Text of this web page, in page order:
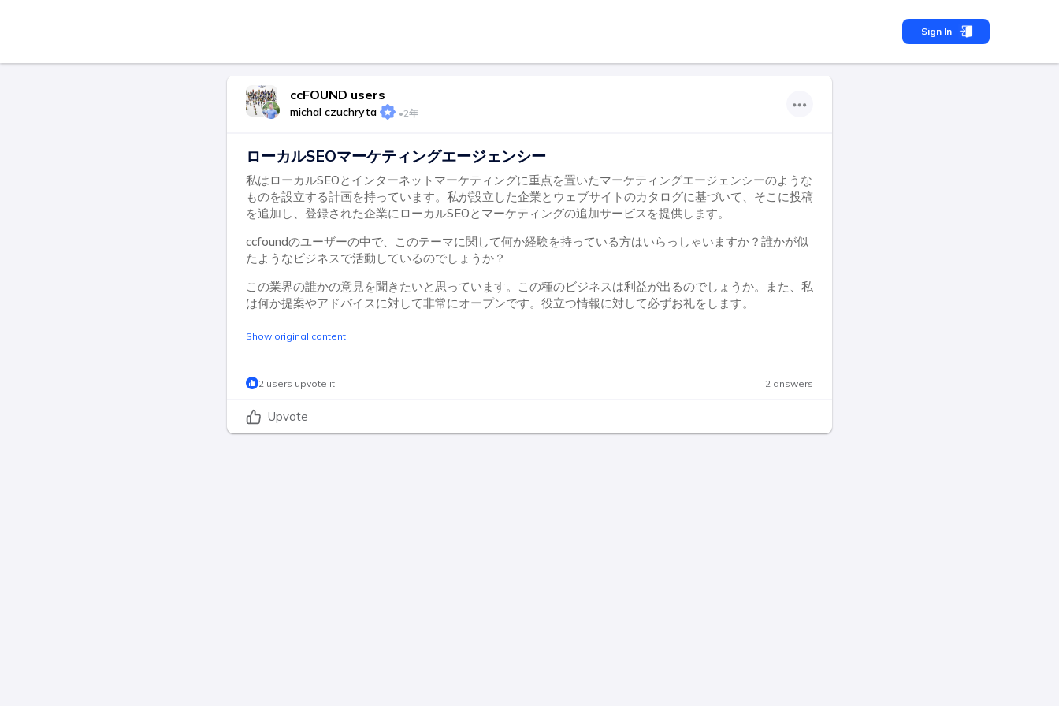
Sign In
ccFOUND users
michal czuchryta •2年
ローカルSEOマーケティングエージェンシー
私はローカルSEOとインターネットマーケティングに重点を置いたマーケティングエージェンシーのような
ものを設立する計画を持っています。私が設立した企業とウェブサイトのカタログに基づいて、そこに投稿
を追加し、登録された企業にローカルSEOとマーケティングの追加サービスを提供します。
ccfoundのユーザーの中で、このテーマに関して何か経験を持っている方はいらっしゃいますか？誰かが似
たようなビジネスで活動しているのでしょうか？
この業界の誰かの意見を聞きたいと思っています。この種のビジネスは利益が出るのでしょうか。また、私
は何か提案やアドバイスに対して非常にオープンです。役立つ情報に対して必ずお礼をします。
Show original content
2 users upvote it! 2 answers
Upvote